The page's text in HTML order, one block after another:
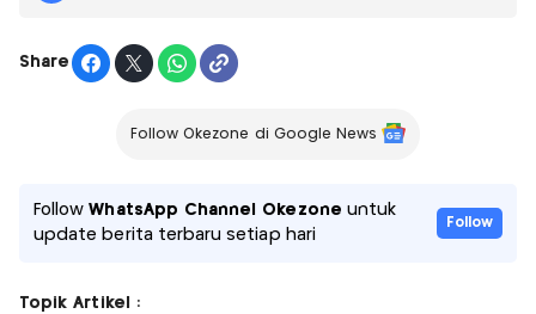
Share
Follow Okezone di Google News
FollowWhatsApp Channel Okezone untuk
update berita terbaru setiap hari
Follow
Topik Artikel :